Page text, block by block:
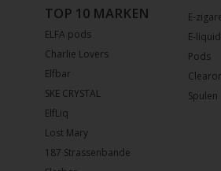
E-
E-
Pods
Spulen
TOP 10 MARKEN
ELFA pods
Charlie Lovers
Elfbar
SKE CRYSTAL
ElfLiq
Lost Mary
187 Strassenbande